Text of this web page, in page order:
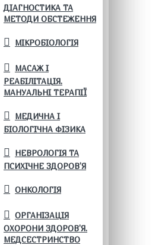
ДІАГНОСТИКА ТА
МЕТОДИ ОБСТЕЖЕННЯ
МІКРОБІОЛОГІЯ
МАСАЖ І
РЕАБІЛІТАЦІЯ.
МАНУАЛЬНІ ТЕРАПІЇ
МЕДИЧНА І
БІОЛОГІЧНА ФІЗИКА
НЕВРОЛОГІЯ ТА
ПСИХІЧНЕ ЗДОРОВ’Я
ОНКОЛОГІЯ
ОРГАНІЗАЦІЯ
ОХОРОНИ ЗДОРОВ'Я.
МЕДСЕСТРИНСТВО